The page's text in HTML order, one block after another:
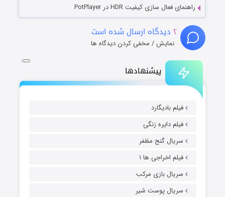
پیشنهادها
فیلم بادیگارد
فیلم دایره زنگی
سریال گنج مظفر
فیلم اخراجی ها ۱
سریال بازی مرکب
سریال پوست شیر
راهنمای فعال سازی کیفیت HDR در PotPlayer
۲ دیدگاه ارسال شده است
نمایش / مخفی کردن دیدگاه ها